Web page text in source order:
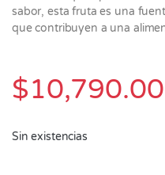
sabor, esta fruta es una
que contribuyen a una
$10,790.00
Sin existencias